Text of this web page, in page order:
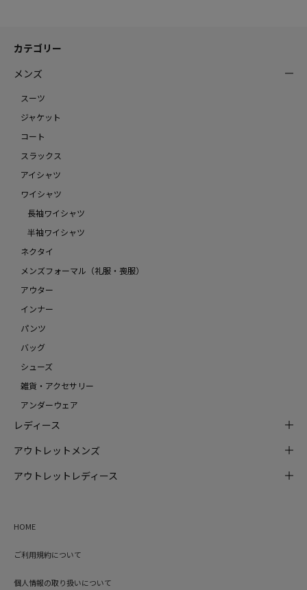
カテゴリー
メンズ
スーツ
ジャケット
コート
スラックス
アイシャツ
ワイシャツ
長袖ワイシャツ
半袖ワイシャツ
ネクタイ
メンズフォーマル（礼服・喪服）
アウター
インナー
パンツ
バッグ
シューズ
雑貨・アクセサリー
アンダーウェア
レディース
アウトレットメンズ
アウトレットレディース
HOME
ご利用規約について
個人情報の取り扱いについて